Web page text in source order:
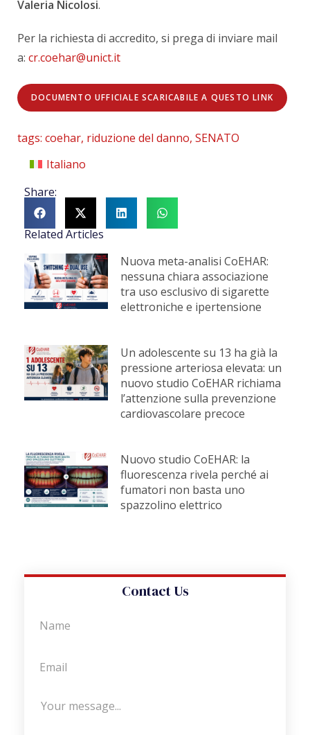
Valeria Nicolosi.
Per la richiesta di accredito, si prega di inviare mail
a: cr.coehar@unict.it
DOCUMENTO UFFICIALE SCARICABILE A QUESTO LINK
tags: coehar, riduzione del danno, SENATO
Italiano
Share:
Related Articles
Nuova meta-analisi CoEHAR:
nessuna chiara associazione
tra uso esclusivo di sigarette
elettroniche e ipertensione
Un adolescente su 13 ha già la
pressione arteriosa elevata: un
nuovo studio CoEHAR richiama
l’attenzione sulla prevenzione
cardiovascolare precoce
Nuovo studio CoEHAR: la
fluorescenza rivela perché ai
fumatori non basta uno
spazzolino elettrico
Contact Us